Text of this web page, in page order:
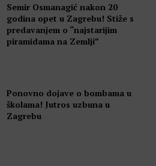
Semir Osmanagić nakon 20
godina opet u Zagrebu! Stiže s
predavanjem o “najstarijim
piramidama na Zemlji”
Ponovno dojave o bombama u
školama! Jutros uzbuna u
Zagrebu